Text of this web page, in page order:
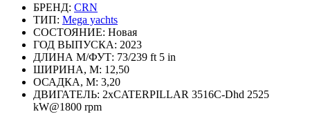
БРЕНД: CRN
ТИП: Mega yachts
СОСТОЯНИЕ: Новая
ГОД ВЫПУСКА: 2023
ДЛИНА М/ФУТ: 73/239 ft 5 in
ШИРИНА, М: 12,50
ОСАДКА, М: 3,20
ДВИГАТЕЛЬ: 2xCATERPILLAR 3516C-Dhd 2525
kW@1800 rpm